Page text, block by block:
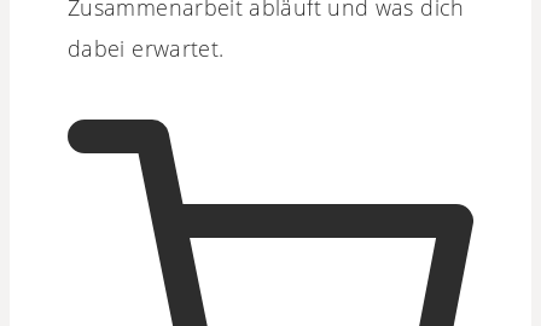
Zusammenarbeit abläuft und was dich
dabei erwartet.